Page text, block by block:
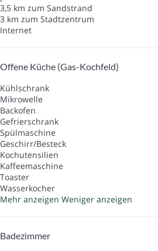
3,5 km zum Sandstrand
3 km zum Stadtzentrum
Internet
Offene Küche (Gas-Kochfeld)
Kühlschrank
Mikrowelle
Backofen
Gefrierschrank
Spülmaschine
Geschirr/Besteck
Kochutensilien
Kaffeemaschine
Toaster
Wasserkocher
Mehr anzeigen Weniger anzeigen
Badezimmer